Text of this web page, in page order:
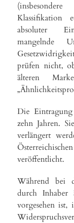
Klassifikation
absoluter
mangelnde
prüfen nicht,
älteren
Die
zehn Jahren.
verlängert
veröffentlicht.
Während bei
durch Inhaber
vorgesehen ist,